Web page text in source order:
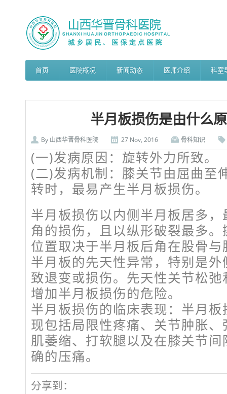
首页 医院概况 新闻动态 医师介绍 科室
半月板损伤是由什么
By 山西华晋骨科医院 27 Nov, 2016 骨科知识
(一)发病原因：旋转外力所致。
(二)发病机制：膝关节由屈曲至
转时，最易产生半月板损伤。
半月板损伤以内侧半月板居多
角的损伤，且以纵形破裂最多
位置取决于半月板后角在股骨
半月板的先天性异常，特别是
致退变或损伤。先天性关节松
增加半月板损伤的危险。
半月板损伤的临床表现：半月
现包括局限性疼痛、关节肿胀
肌萎缩、打软腿以及在膝关节
确的压痛。
分享到：